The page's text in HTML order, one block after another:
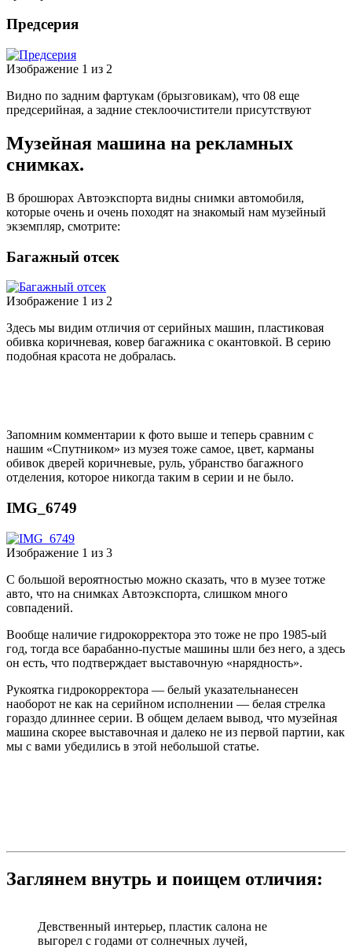
Предсерия
Изображение 1 из 2
Видно по задним фартукам (брызговикам), что 08 еще
предсерийная, а задние стеклоочистители присутствуют
Музейная машина на рекламных
снимках.
В брошюрах Автоэкспорта видны снимки автомобиля,
которые очень и очень походят на знакомый нам музейный
экземпляр, смотрите:
Багажный отсек
Изображение 1 из 2
Здесь мы видим отличия от серийных машин, пластиковая
обивка коричневая, ковер багажника с окантовкой. В серию
подобная красота не добралась.
Запомним комментарии к фото выше и теперь сравним с
нашим «Спутником» из музея тоже самое, цвет, карманы
обивок дверей коричневые, руль, убранство багажного
отделения, которое никогда таким в серии и не было.
IMG_6749
Изображение 1 из 3
С большой вероятностью можно сказать, что в музее тотже
авто, что на снимках Автоэкспорта, слишком много
совпадений.
Вообще наличие гидрокорректора это тоже не про 1985-ый
год, тогда все барабанно-пустые машины шли без него, а здесь
он есть, что подтверждает выставочную «нарядность».
Рукоятка гидрокорректора — белый указательнанесен
наоборот не как на серийном исполнении — белая стрелка
гораздо длиннее серии. В общем делаем вывод, что музейная
машина скорее выставочная и далеко не из первой партии, как
мы с вами убедились в этой небольшой статье.
Заглянем внутрь и поищем отличия:
Девственный интерьер, пластик салона не
выгорел с годами от солнечных лучей,